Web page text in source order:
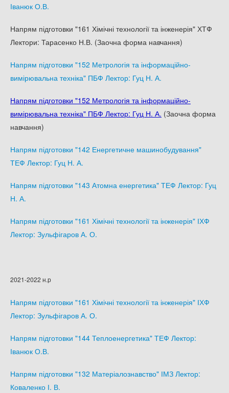
Іванюк О.В.
Напрям підготовки "161 Хімічні технології та інженерія" ХТФ
Лектори: Тарасенко Н.В. (Заочна форма навчання)
Напрям підготовки "152 Метрологія та інформаційно-
вимірювальна техніка" ПБФ Лектор: Гуц Н. А.
Напрям підготовки "152 Метрологія та інформаційно-
вимірювальна техніка" ПБФ Лектор: Гуц Н. А. (Заочна форма
навчання)
Напрям підготовки "142 Енергетичне машинобудування"
ТЕФ Лектор: Гуц Н. А.
Напрям підготовки "143 Атомна енергетика" ТЕФ Лектор: Гуц
Н. А.
Напрям підготовки "161 Хімічні технології та інженерія" ІХФ
Лектор: Зульфігаров А. О.
2021-2022 н.р
Напрям підготовки "161 Хімічні технології та інженерія" ІХФ
Лектор: Зульфігаров А. О.
Напрям підготовки "144 Теплоенергетика" ТЕФ Лектор:
Іванюк О.В.
Напрям підготовки "132 Матеріалознавство" ІМЗ Лектор:
Коваленко І. В.